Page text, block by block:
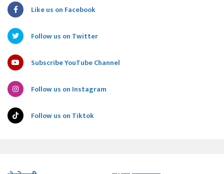
Like us on Facebook
Follow us on Twitter
Subscribe YouTube Channel
Follow us on Instagram
Follow us on Tiktok